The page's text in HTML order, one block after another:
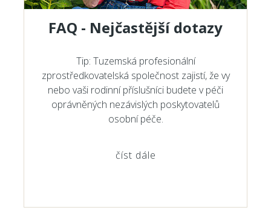
FAQ - Nejčastější dotazy
Tip: Tuzemská profesionální
zprostředkovatelská společnost zajistí, že vy
nebo vaši rodinní příslušníci budete v péči
oprávněných nezávislých poskytovatelů
osobní péče.
číst dále